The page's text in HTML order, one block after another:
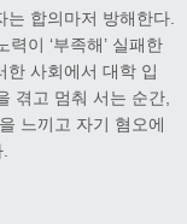
합의마저 방해한다.
이 ‘부족해’ 실패한
한 사회에서 대학 입
겪고 멈춰 서는 순간,
느끼고 자기 혐오에